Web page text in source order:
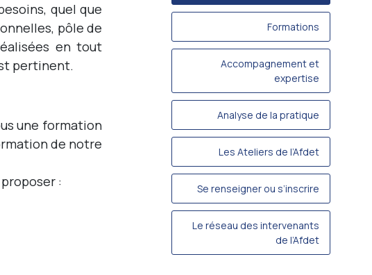
quel que
pôle de
en tout
pertinent.
une formation
de notre
:
Formations
Accompagnement et
expertise
Analyse de la pratique
Les Ateliers de l’Afdet
Se renseigner ou s’inscrire
Le réseau des intervenants
de l’Afdet